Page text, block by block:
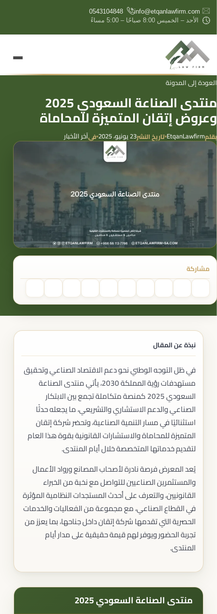
content
info@etqanlawfirm.com
0543104848
الأحد – الخميس 8:00 صباحًا – 5:00 مساءً
العودة إلى المدونة
منتدى الصناعة السعودي 2025
وعروض إتقان المتميزة للمحاماة
بقلمEtqanLawfirm تاريخ النشر23 يونيو، 2025 فيآخر الأخبار
مشاركة
نبذة عن المقال
في ظل التوجه الوطني نحو دعم الاقتصاد الصناعي وتحقيق
مستهدفات رؤية المملكة 2030، يأتي منتدى الصناعة
السعودي 2025 كمنصة متكاملة تجمع بين الابتكار
الصناعي والدعم الاستشاري والتشريعي، ما يجعله حدثًا
استثنائيًا في مسار التنمية الصناعية، وتحضر شركة إتقان
المتميزة للمحاماة والاستشارات القانونية بقوة هذا العام
لتقديم خدماتها المتخصصة خلال أيام المنتدى.
يُعد المعرض فرصة نادرة لأصحاب المصانع ورواد الأعمال
والمستثمرين الصناعيين للتواصل مع نخبة من الخبراء
القانونيين، والتعرف على أحدث المستجدات النظامية المؤثرة
في القطاع الصناعي، مع مجموعة من الفعاليات والخدمات
الحصرية التي تقدمها شركة إتقان داخل جناحها، بما يعزز من
تجربة الحضور ويوفر لهم قيمة حقيقية على مدار أيام
المنتدى.
منتدى الصناعة السعودي 2025